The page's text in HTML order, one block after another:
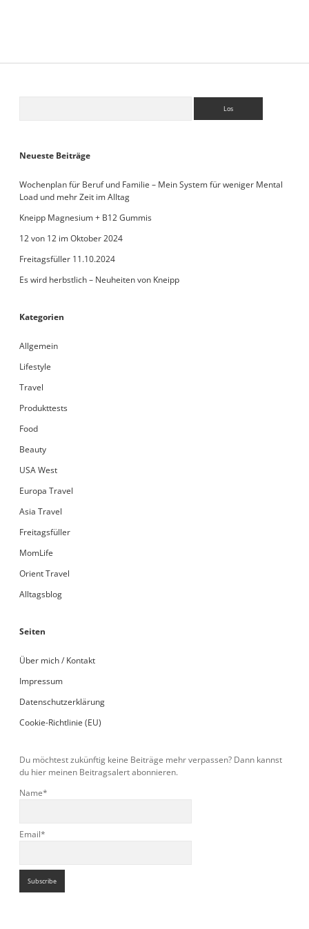
Neueste Beiträge
Wochenplan für Beruf und Familie – Mein System für weniger Mental
Load und mehr Zeit im Alltag
Kneipp Magnesium + B12 Gummis
12 von 12 im Oktober 2024
Freitagsfüller 11.10.2024
Es wird herbstlich – Neuheiten von Kneipp
Kategorien
Allgemein
Lifestyle
Travel
Produkttests
Food
Beauty
USA West
Europa Travel
Asia Travel
Freitagsfüller
MomLife
Orient Travel
Alltagsblog
Seiten
Über mich / Kontakt
Impressum
Datenschutzerklärung
Cookie-Richtlinie (EU)
Du möchtest zukünftig keine Beiträge mehr verpassen? Dann kannst
du hier meinen Beitragsalert abonnieren.
Name*
Email*